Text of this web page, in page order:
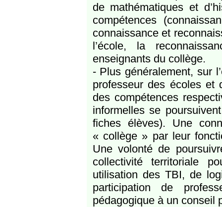
de mathématiques et
compétences
connaissance et
l’école, la
enseignants du collège.
- Plus généralement, sur
professeur des écoles et
des compétences
informelles se
fiches élèves). Une
« collège » par leur
Une volonté de
collectivité territoriale
utilisation des TBI, de
participation de
pédagogique à un conseil